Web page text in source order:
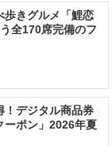
歩きグルメ「鯉恋
全170席完備のフ
！デジタル商品券
ーポン」2026年夏